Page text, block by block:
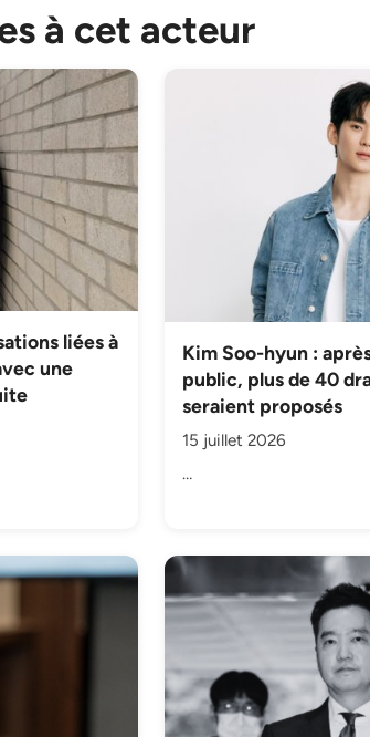
à cet acteur
liées à
une
Kim Soo-hyun :
public, plus de 40
seraient proposés
15 juillet 2026
…